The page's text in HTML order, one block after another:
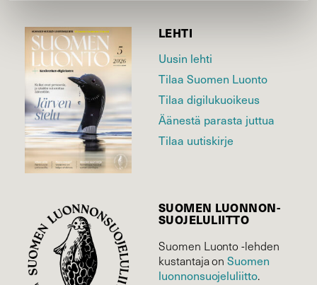
LEHTI
Uusin lehti
Tilaa Suomen Luonto
Tilaa digilukuoikeus
Äänestä parasta juttua
Tilaa uutiskirje
SUOMEN LUONNON­
SUOJELU­LIITTO
Suomen Luonto -lehden
kustantaja onSuomen
luonnonsuojelu­liitto.